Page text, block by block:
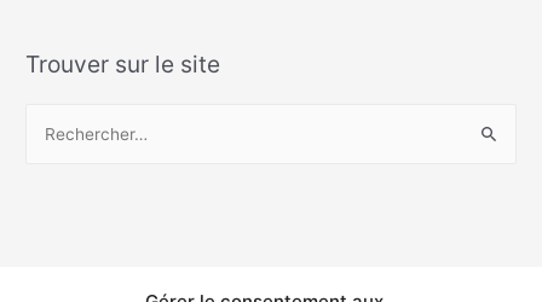
Trouver sur le site